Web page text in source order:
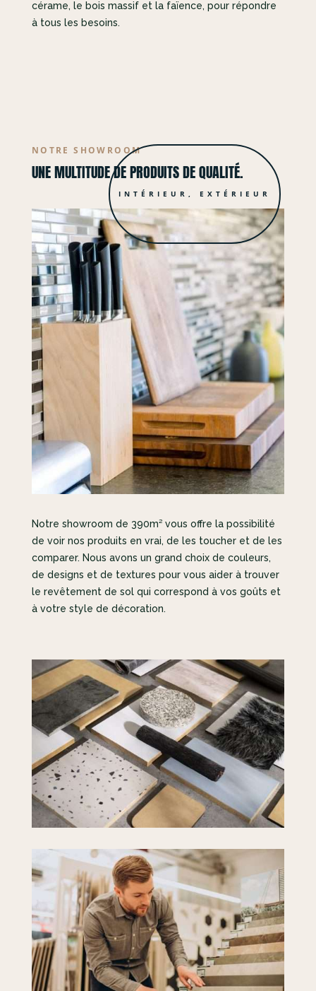
cérame, le bois massif et la faïence, pour répondre
à tous les besoins.
NOTRE SHOWROOM
UNE MULTITUDE DE PRODUITS DE QUALITÉ.
Notre showroom de 390m² vous offre la possibilité
de voir nos produits en vrai, de les toucher et de les
comparer. Nous avons un grand choix de couleurs,
de designs et de textures pour vous aider à trouver
le revêtement de sol qui correspond à vos goûts et
à votre style de décoration.
INTÉRIEUR, EXTÉRIEUR